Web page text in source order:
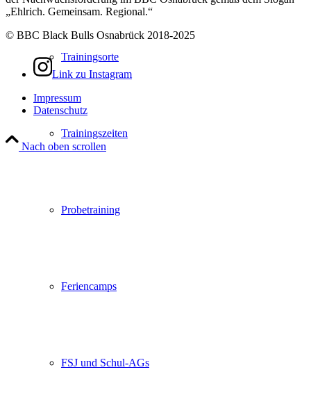
Trainingsorte
Trainingszeiten
Probetraining
Feriencamps
FSJ und Schul-AGs
„Ehlrich. Gemeinsam. Regional.“
© BBC Black Bulls Osnabrück 2018-2025
Link zu Instagram
Impressum
Datenschutz
Nach oben scrollen